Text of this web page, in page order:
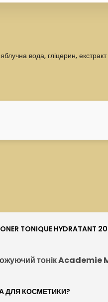
вода, гліцерин,
TONIQUE HYDRATANT
тонік
ДЛЯ КОСМЕТИКИ?